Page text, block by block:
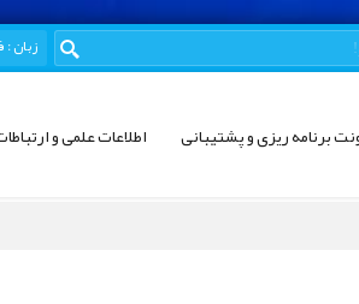
زبان:
برنامه ریزی و پشتیبانی اطلاعات علمی و